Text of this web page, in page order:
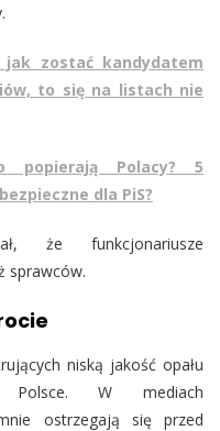
jak zostać kandydatem
to się na listach nie
popierają Polacy? 5
dla PiS?
że funkcjonariusze
sprawców.
niską jakość opału
Polsce. W mediach
ostrzegają się przed